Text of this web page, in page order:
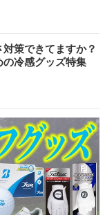
対策できてますか？
冷感グッズ特集